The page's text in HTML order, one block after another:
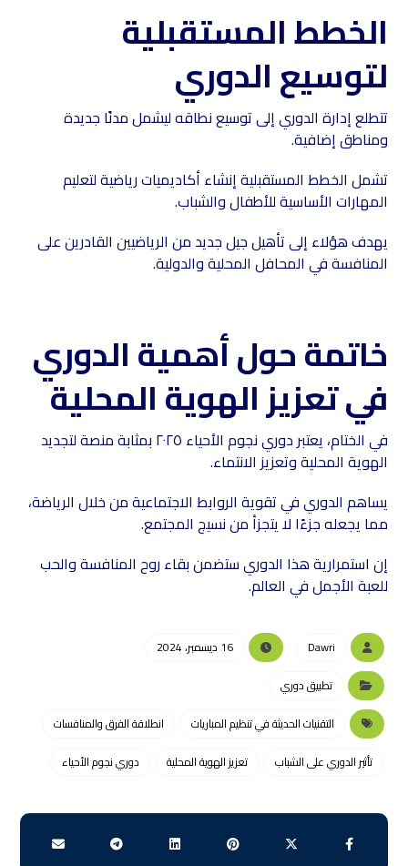
الخطط المستقبلية
لتوسيع الدوري
تتطلع إدارة الدوري إلى توسيع نطاقه ليشمل مدنًا جديدة
ومناطق إضافية.
تشمل الخطط المستقبلية إنشاء أكاديميات رياضية لتعليم
المهارات الأساسية للأطفال والشباب.
يهدف هؤلاء إلى تأهيل جيل جديد من الرياضيين القادرين على
المنافسة في المحافل المحلية والدولية.
خاتمة حول أهمية الدوري
في تعزيز الهوية المحلية
في الختام، يعتبر دوري نجوم الأحياء ٢٠٢٥ بمثابة منصة لتجديد
الهوية المحلية وتعزيز الانتماء.
يساهم الدوري في تقوية الروابط الاجتماعية من خلال الرياضة،
مما يجعله جزءًا لا يتجزأ من نسيج المجتمع.
إن استمرارية هذا الدوري ستضمن بقاء روح المنافسة والحب
للعبة الأجمل في العالم.
Dawri
16 ديسمبر، 2024
تطبيق دوري
التقنيات الحديثة في تنظيم المباريات
انطلاقة الفرق والمنافسات
تأثير الدوري على الشباب
تعزيز الهوية المحلية دوري نجوم الأحياء